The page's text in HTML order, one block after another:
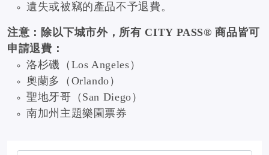
遺失或被竊的產品不予退費。
注意：除以下城市外，所有 CITY PASS® 商品皆可
申請退費：
洛杉磯（Los Angeles）
奧蘭多（Orlando）
聖地牙哥（San Diego）
南加州主題樂園票券